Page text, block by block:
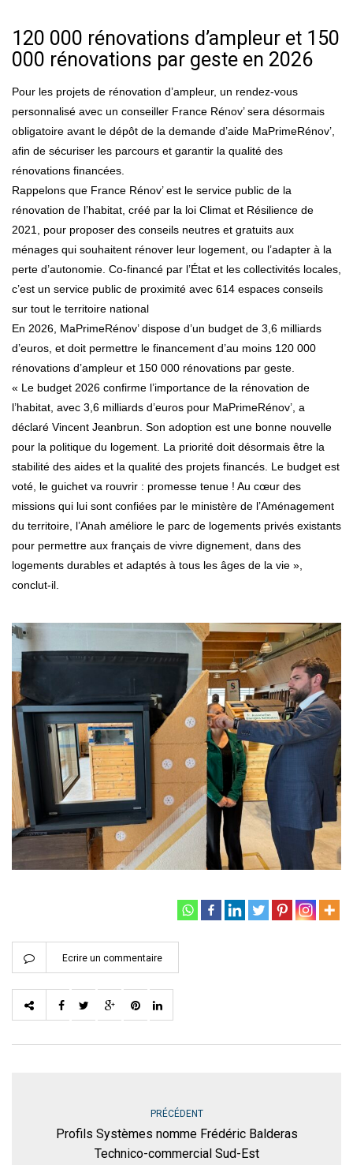
120 000 rénovations d’ampleur et 150
000 rénovations par geste en 2026
Pour les projets de rénovation d’ampleur, un rendez-vous
personnalisé avec un conseiller France Rénov’ sera désormais
obligatoire avant le dépôt de la demande d’aide MaPrimeRénov’,
afin de sécuriser les parcours et garantir la qualité des
rénovations financées.
Rappelons que France Rénov’ est le service public de la
rénovation de l’habitat, créé par la loi Climat et Résilience de
2021, pour proposer des conseils neutres et gratuits aux
ménages qui souhaitent rénover leur logement, ou l’adapter à la
perte d’autonomie. Co-financé par l’État et les collectivités locales,
c’est un service public de proximité avec 614 espaces conseils
sur tout le territoire national
En 2026, MaPrimeRénov’ dispose d’un budget de 3,6 milliards
d’euros, et doit permettre le financement d’au moins 120 000
rénovations d’ampleur et 150 000 rénovations par geste.
« Le budget 2026 confirme l’importance de la rénovation de
l’habitat, avec 3,6 milliards d’euros pour MaPrimeRénov’, a
déclaré Vincent Jeanbrun. Son adoption est une bonne nouvelle
pour la politique du logement. La priorité doit désormais être la
stabilité des aides et la qualité des projets financés. Le budget est
voté, le guichet va rouvrir : promesse tenue ! Au cœur des
missions qui lui sont confiées par le ministère de l’Aménagement
du territoire, l’Anah améliore le parc de logements privés existants
pour permettre aux français de vivre dignement, dans des
logements durables et adaptés à tous les âges de la vie »,
conclut-il.
Ecrire un commentaire
PRÉCÉDENT
Profils Systèmes nomme Frédéric Balderas
Technico-commercial Sud-Est